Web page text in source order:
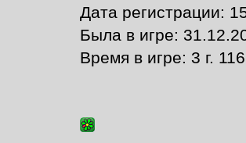
Дата регистрации:
Былa в игре:
Время в игре: 3 г.